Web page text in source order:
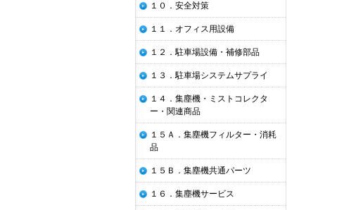
１０．安全対策
１１．オフィス用設備
１２．駐車場設備・補修部品
１３．駐車場システムサプライ
１４．集塵機・ミストコレクタ
ー・関連商品
１５Ａ．集塵機フィルター・消耗
品
１５Ｂ．集塵機共通パーツ
１６．集塵機サービス